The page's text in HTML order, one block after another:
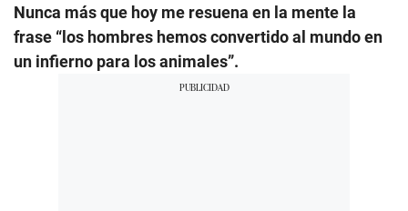
Nunca más que hoy me resuena en la mente la
frase “los hombres hemos convertido al mundo en
un infierno para los animales”.